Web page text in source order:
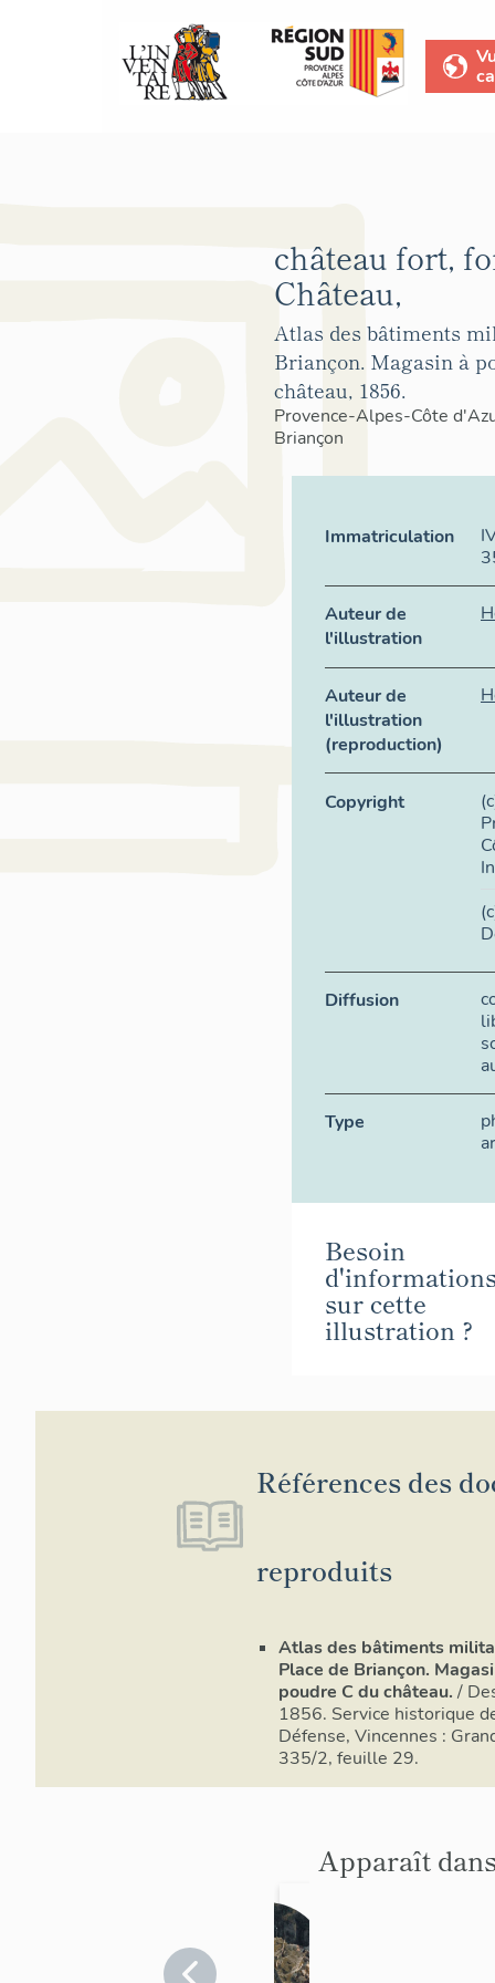
château fort,
Château,
Atlas des bâtiments
Briançon. Magasin à
château, 1856.
Provence-Alpes-Côte
Briançon
Immatriculation
Auteur de
l'illustration
Auteur de
l'illustration
(reproduction)
Copyright
Diffusion
Type
Besoin
sur cette
illustration ?
Références des
reproduits
Atlas des bâtiments
Place de Briançon.
poudre C du château. /
1856. Service historique
Défense, Vincennes :
335/2, feuille 29.
Apparaît